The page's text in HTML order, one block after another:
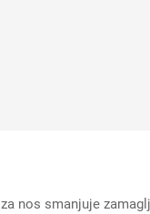
nos smanjuje